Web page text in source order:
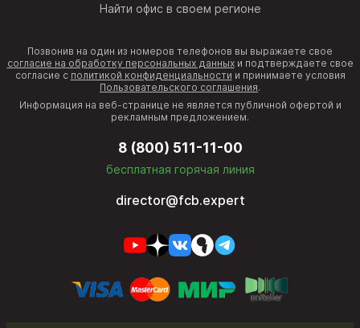
Найти офис в своем регионе
Позвонив на один из номеров телефонов вы выражаете свое
согласие на обработку персональных данныхи подтверждаете свое
согласие с политикой конфиденциальности и принимаете условия
Пользовательского соглашения.
Информация на веб-странице не является публичной офертой и
рекламным предложением.
8 (800) 511-11-00
бесплатная горячая линия
director@fcb.expert